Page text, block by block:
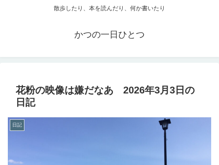
散歩したり、本を読んだり、何か書いたり
かつの一日ひとつ
花粉の映像は嫌だなあ 2026年3月3日の
日記
日記